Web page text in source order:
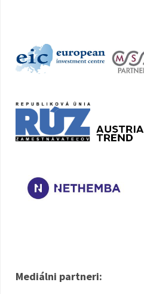
Mediálni partneri: